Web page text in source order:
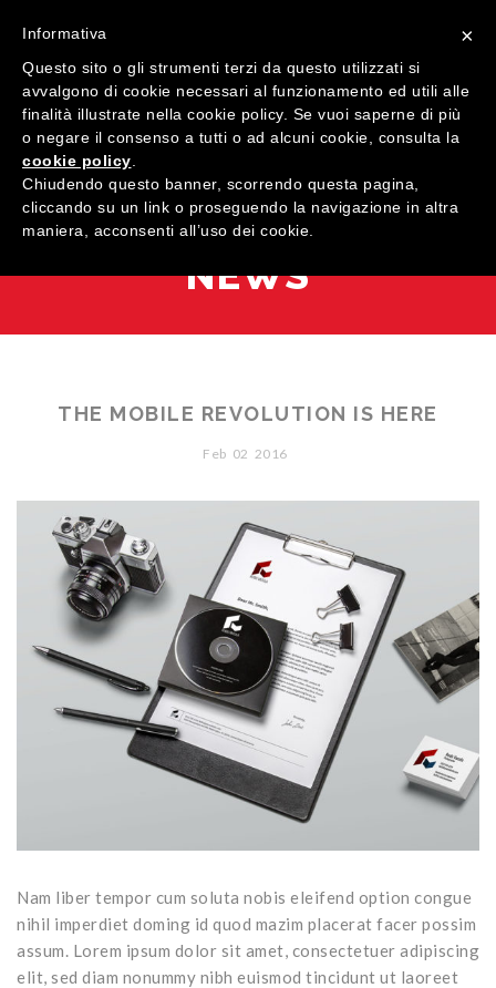
MENU
HOME
QUALIFICATIONS
Windows
PVC
Porte moderne
Studio Baciocchi
Armored doors
Solid wood doors
Rivestimenti
Dimming systems
Wooden blinds
PVC blinds
Sportelloni in legno
Zanzariere
SHOWROOM
NEWS
THE MOBILE REVOLUTION IS HERE
Feb 02 2016
Nam liber tempor cum soluta nobis eleifend option congue
nihil imperdiet doming id quod mazim placerat facer possim
assum. Lorem ipsum dolor sit amet, consectetuer adipiscing
elit, sed diam nonummy nibh euismod tincidunt ut laoreet
×
Informativa
Questo sito o gli strumenti terzi da questo utilizzati si
avvalgono di cookie necessari al funzionamento ed utili alle
finalità illustrate nella cookie policy. Se vuoi saperne di più
o negare il consenso a tutti o ad alcuni cookie, consulta la
cookie policy
Chiudendo questo banner, scorrendo questa pagina,
cliccando su un link o proseguendo la navigazione in altra
maniera, acconsenti all’uso dei cookie.